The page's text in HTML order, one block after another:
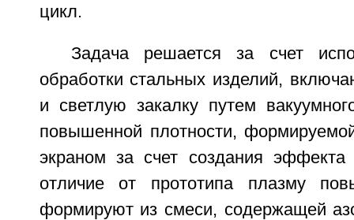
цикл.
Задача решается за счет
обработки стальных изделий,
и светлую закалку путем
повышенной плотности,
экраном за счет создания
отличие от прототипа плазму
формируют из смеси, содержащей